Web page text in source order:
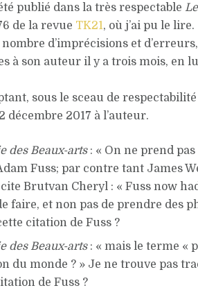
publié dans la très respectable
de la revue TK21, où j’ai pu le lire.
d’imprécisions et
à son auteur il y a trois mois, en
sous le sceau de respectabilité
2017 à l’auteur.
des Beaux-arts: « On ne prend
Fuss; par contre tant James
Brutvan Cheryl : « Fuss now
faire, et non pas de prendre des
citation de Fuss ?
des Beaux-arts : « mais le terme «
monde ? » Je ne trouve pas
de Fuss ?